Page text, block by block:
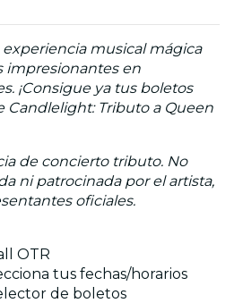
musical mágica
impresionantes en
¡Consigue ya tus boletos
Candlelight: Tributo a Queen
de concierto tributo. No
ni patrocinada por el artista,
oficiales.
OTR
tus fechas/horarios
de boletos